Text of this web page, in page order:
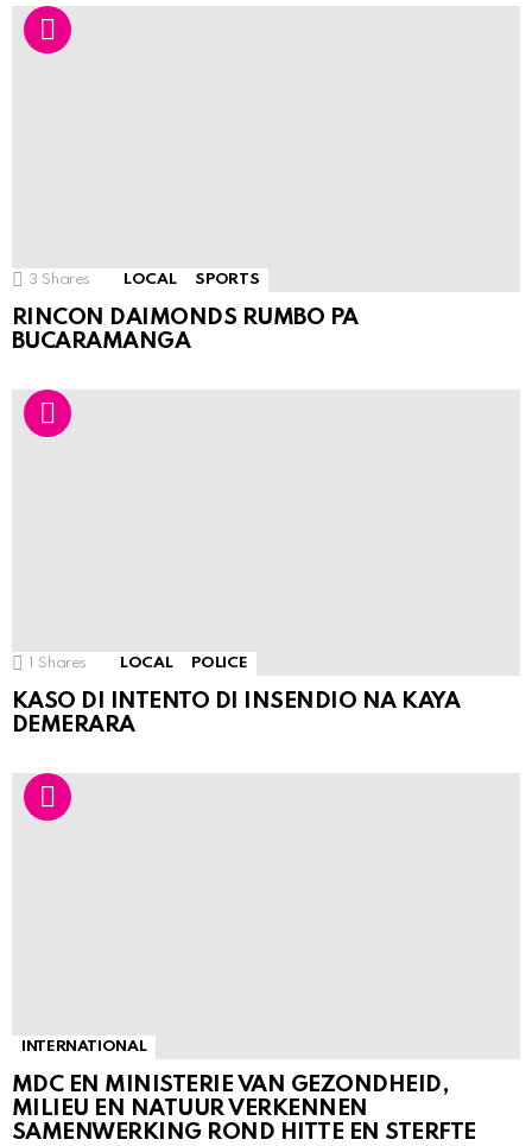
3 Shares LOCAL SPORTS
RINCON DAIMONDS RUMBO PA
BUCARAMANGA
Shares LOCAL POLICE
KASO DI INTENTO DI INSENDIO NA KAYA
DEMERARA
INTERNATIONAL
MDC EN MINISTERIE VAN GEZONDHEID,
MILIEU EN NATUUR VERKENNEN
SAMENWERKING ROND HITTE EN STERFTE